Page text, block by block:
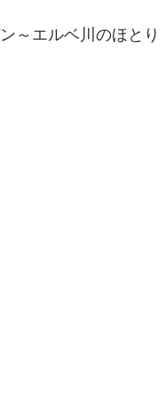
～エルベ川のほとり